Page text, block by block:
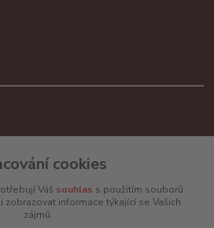
cookies
Váš souhlas s použitím souborů
zobrazovat informace týkající se Vašich
zájmů.